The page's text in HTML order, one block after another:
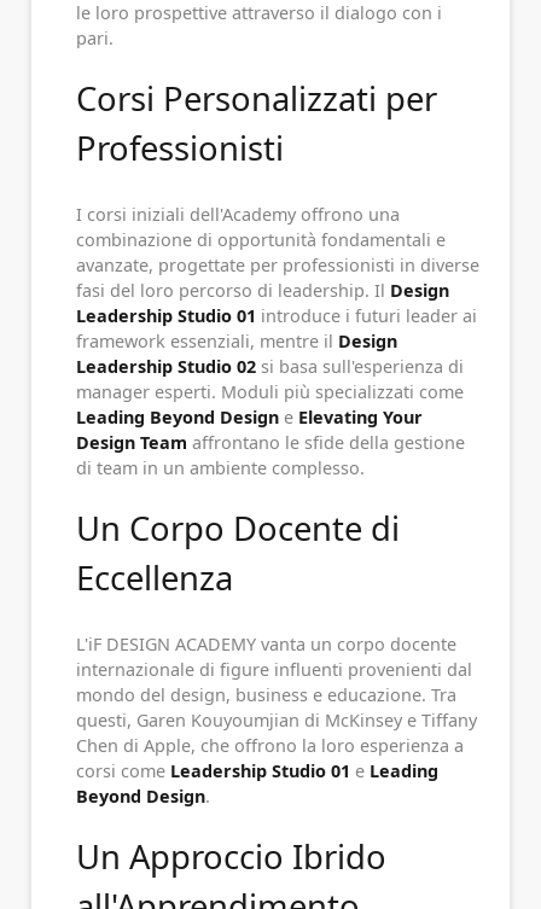
le loro prospettive attraverso il dialogo con i
pari.
Corsi Personalizzati per
Professionisti
I corsi iniziali dell'Academy offrono una
combinazione di opportunità fondamentali e
avanzate, progettate per professionisti in diverse
fasi del loro percorso di leadership. Il Design
Leadership Studio 01 introduce i futuri leader ai
framework essenziali, mentre il Design
Leadership Studio 02 si basa sull'esperienza di
manager esperti. Moduli più specializzati come
Leading Beyond Design e Elevating Your
Design Team affrontano le sfide della gestione
di team in un ambiente complesso.
Un Corpo Docente di
Eccellenza
L'iF DESIGN ACADEMY vanta un corpo docente
internazionale di figure influenti provenienti dal
mondo del design, business e educazione. Tra
questi, Garen Kouyoumjian di McKinsey e Tiffany
Chen di Apple, che offrono la loro esperienza a
corsi come Leadership Studio 01 e Leading
Beyond Design.
Un Approccio Ibrido